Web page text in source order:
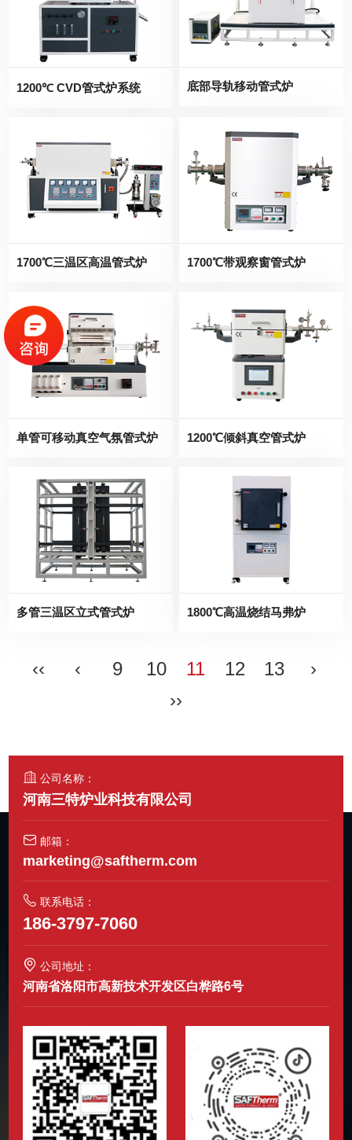
1200℃ CVD管式炉系统 底部导轨移动管式炉
1700℃三温区高温管式炉 1700℃带观察窗管式炉
单管可移动真空气氛管式炉 1200℃倾斜真空管式炉
多管三温区立式管式炉 1800℃高温烧结马弗炉
‹‹ ‹ 9 10 11 12 13
›
››
公司名称：
河南三特炉业科技有限公司
邮箱：
marketing@saftherm.com
联系电话：
186-3797-7060
公司地址：
河南省洛阳市高新技术开发区白桦路6号